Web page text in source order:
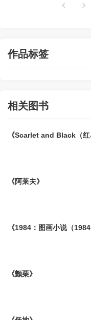
作品标签
相关图书
《Scarlet and Black（红
《阿莱夫》
《1984：图画小说（
《颤栗》